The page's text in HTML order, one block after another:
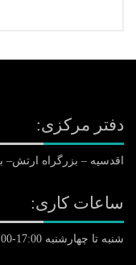
دفتر مرکزی:
اقدسیه – بزرگراه ارتش–
ساعات کاری:
شنبه تا چهارشنبه 17:00-9:00 و پنجشنبه 12:00-9:00